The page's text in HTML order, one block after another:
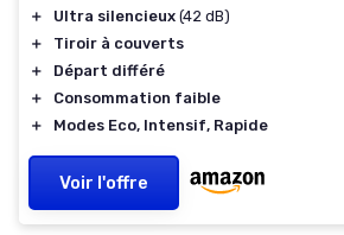
＋ Ultra silencieux (42 dB)
＋
Tiroir à couverts
＋
Départ différé
＋
Consommation faible
＋
Modes Eco, Intensif, Rapide
Voir l'offre